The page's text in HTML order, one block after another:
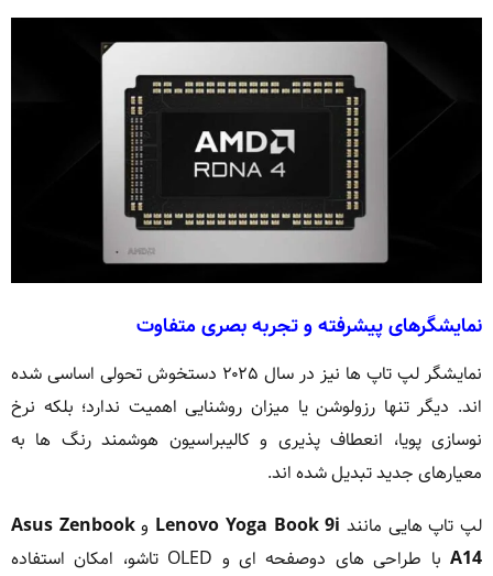
نمایشگرهای پیشرفته و تجربه بصری متفاوت
نمایشگر لپ تاپ ها نیز در سال ۲۰۲۵ دستخوش تحولی اساسی شده
اند. دیگر تنها رزولوشن یا میزان روشنایی اهمیت ندارد؛ بلکه نرخ
نوسازی پویا، انعطاف پذیری و کالیبراسیون هوشمند رنگ ها به
معیارهای جدید تبدیل شده اند.
لپ تاپ هایی مانند Lenovo Yoga Book 9i وAsus Zenbook
A14
با طراحی های دوصفحه ای و OLED تاشو، امکان استفاده